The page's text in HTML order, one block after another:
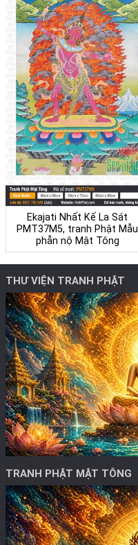
Ekajati Nhất Kế La Sát
PMT37M5, tranh Phật Mẫu
phẫn nộ Mật Tông
THƯ VIỆN TRANH PHẬT
TRANH PHẬT MẬT TÔNG